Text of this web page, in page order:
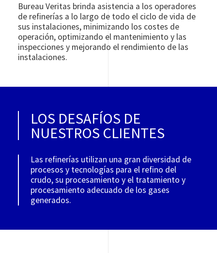
Bureau Veritas brinda asistencia a los operadores
de refinerías a lo largo de todo el ciclo de vida de
sus instalaciones, minimizando los costes de
operación, optimizando el mantenimiento y las
inspecciones y mejorando el rendimiento de las
instalaciones.
LOS DESAFÍOS DE
NUESTROS CLIENTES
Las refinerías utilizan una gran diversidad de
procesos y tecnologías para el refino del
crudo, su procesamiento y el tratamiento y
procesamiento adecuado de los gases
generados.